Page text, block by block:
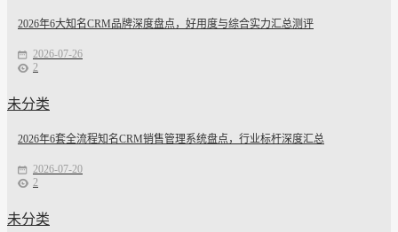
2026年6大知名CRM品牌深度盘点，好用度与综合实力汇总测评
2026-07-26
2
未分类
2026年6套全流程知名CRM销售管理系统盘点，行业标杆深度汇总
2026-07-20
2
未分类